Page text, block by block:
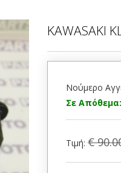
KAWASAKI
Νούμερο
Σε
Τιμή: €